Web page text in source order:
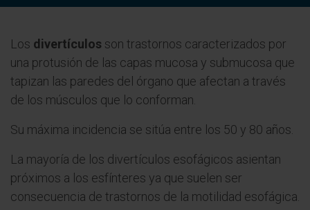
Los divertículos son trastornos caracterizados por
una protusión de las capas mucosa y submucosa que
tapizan las paredes del órgano que afectan a través
de los músculos que lo conforman.
Su máxima incidencia se sitúa entre los 50 y 80 años.
La mayoría de los divertículos esofágicos asientan
próximos a los esfínteres ya que suelen ser
consecuencia de trastornos de la motilidad esofágica.